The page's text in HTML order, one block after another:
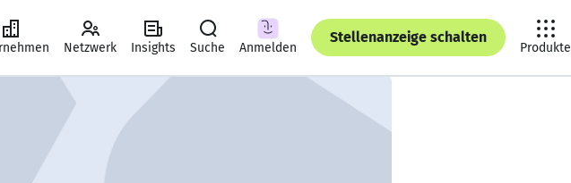
Netzwerk Insights Suche Anmelden
Stellenanzeige schalten
Produkte